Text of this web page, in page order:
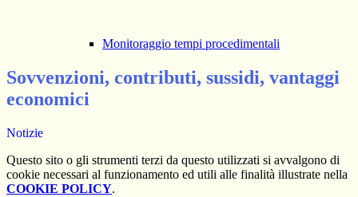
Monitoraggio tempi procedimentali
Sovvenzioni, contributi, sussidi, vantaggi
economici
Notizie
Questo sito o gli strumenti terzi da questo utilizzati si avvalgono di
cookie necessari al funzionamento ed utili alle finalità illustrate nella
COOKIE POLICY.